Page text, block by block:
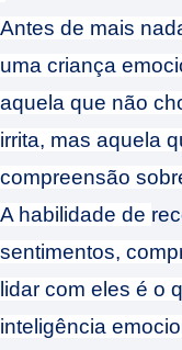
Antes de mais
uma criança
aquela que não
irrita, mas aquela
compreensão
A habilidade de
sentimentos,
lidar com eles é o
inteligência